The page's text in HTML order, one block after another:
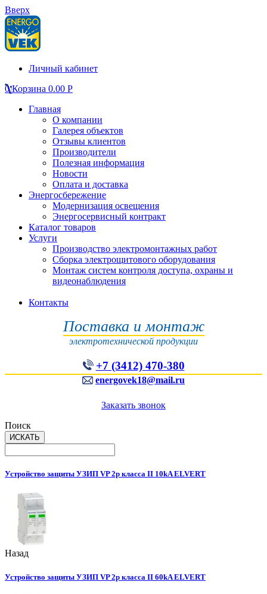
Вверх
Личный кабинет
0 Корзина 0.00 Р
Главная
О компании
Галерея объектов
Отзывы клиентов
Производители
Полезная информация
Новости
Оплата и доставка
Энергосбережение
Модернизация освещения
Энергосервисный контракт
Каталог товаров
Услуги
Производство электромонтажных работ
Сборка электрощитового оборудования
Монтаж систем контроля доступа, охраны и
видеонаблюдения
Контакты
Поставка и монтаж
электротехнической продукции
+7 (3412) 470-380
energovek18@mail.ru
Заказать звонок
Поиск
Устройство защиты УЗИП VP 2p класса II 10kA ELVERT
Назад
Устройство защиты УЗИП VP 2p класса II 60kA ELVERT